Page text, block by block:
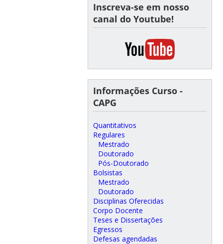
Inscreva-se em nosso
canal do Youtube!
Informações Curso -
CAPG
Quantitativos
Regulares
Mestrado
Doutorado
Pós-Doutorado
Bolsistas
Mestrado
Doutorado
Disciplinas Oferecidas
Corpo Docente
Teses e Dissertações
Egressos
Defesas agendadas